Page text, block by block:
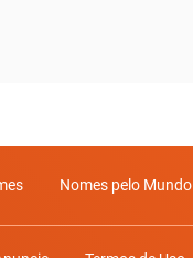
Nomes pelo Mundo